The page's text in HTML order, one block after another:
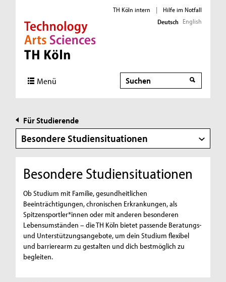
Direkt zur Hauptnavigation
Direkt zur Subnavigation
Direkt zum Inhalt
Direkt zum Fußbereich
TH Köln intern |
Hilfe im Notfall
Deutsch English
Menü Suche
Für Studierende
Besondere Studiensituationen
Besondere Studiensituationen
Ob Studium mit Familie, gesundheitlichen
Beeinträchtigungen, chronischen Erkrankungen, als
Spitzensportler*innen oder mit anderen besonderen
Lebensumständen – die TH Köln bietet passende Beratungs-
und Unterstützungsangebote, um dein Studium flexibel
und barrierearm zu gestalten und dich bestmöglich zu
begleiten.